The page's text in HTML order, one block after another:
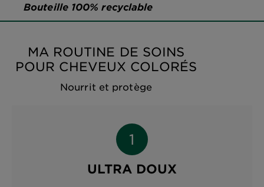
Bouteille 100% recyclable
MA ROUTINE DE SOINS
POUR CHEVEUX COLORÉS
Nourrit et protège
ULTRA DOUX